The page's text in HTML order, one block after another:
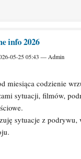
info 2026
05-25 05:43 — Admin
miesiąca codzienie
sytuacji, filmów,
sytuacje z podrywu,